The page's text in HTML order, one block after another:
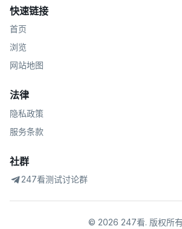
快速链接
首页
浏览
网站地图
法律
隐私政策
服务条款
社群
247看测试讨论群
© 2026 247看. 版权所有